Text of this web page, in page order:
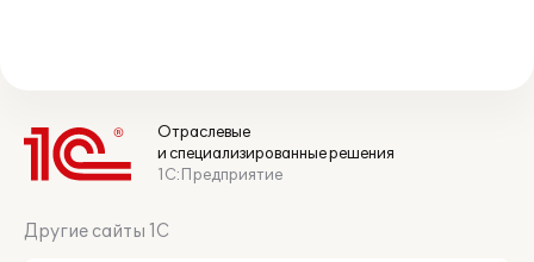
Отраслевые
и специализированные решения
1С:Предприятие
Другие сайты 1С